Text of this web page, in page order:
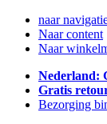
naar
Naar content
Naar
Nederland:
Gratis
Bezorging